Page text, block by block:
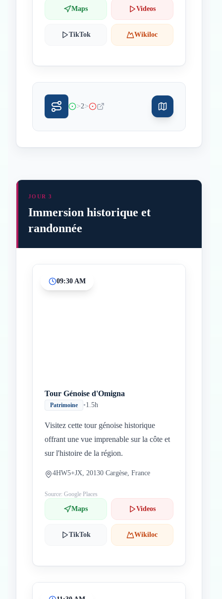
Maps Videos
TikTok Wikiloc
>2>
JOUR 3
Immersion historique et
randonnée
09:30 AM
Tour Génoise d'Omigna
Patrimoine •1.5h
Visitez cette tour génoise historique
offrant une vue imprenable sur la côte et
sur l'histoire de la région.
4HW5+JX, 20130 Cargèse, France
Source: Google Places
Maps Videos
TikTok Wikiloc